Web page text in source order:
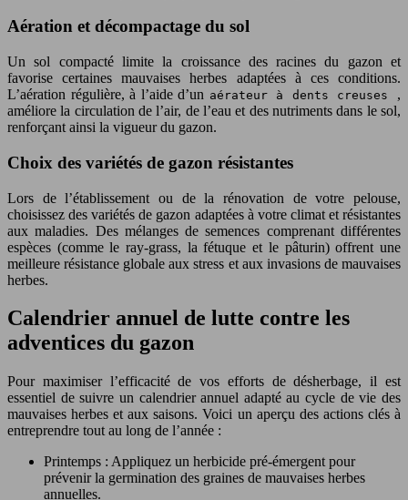
Aération et décompactage du sol
Un sol compacté limite la croissance des racines du gazon et
favorise certaines mauvaises herbes adaptées à ces conditions.
L’aération régulière, à l’aide d’un aérateur à dents creuses ,
améliore la circulation de l’air, de l’eau et des nutriments dans le sol,
renforçant ainsi la vigueur du gazon.
Choix des variétés de gazon résistantes
Lors de l’établissement ou de la rénovation de votre pelouse,
choisissez des variétés de gazon adaptées à votre climat et résistantes
aux maladies. Des mélanges de semences comprenant différentes
espèces (comme le ray-grass, la fétuque et le pâturin) offrent une
meilleure résistance globale aux stress et aux invasions de mauvaises
herbes.
Calendrier annuel de lutte contre les
adventices du gazon
Pour maximiser l’efficacité de vos efforts de désherbage, il est
essentiel de suivre un calendrier annuel adapté au cycle de vie des
mauvaises herbes et aux saisons. Voici un aperçu des actions clés à
entreprendre tout au long de l’année :
Printemps : Appliquez un herbicide pré-émergent pour
prévenir la germination des graines de mauvaises herbes
annuelles.